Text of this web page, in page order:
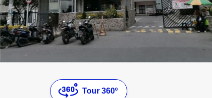
Tour 360º